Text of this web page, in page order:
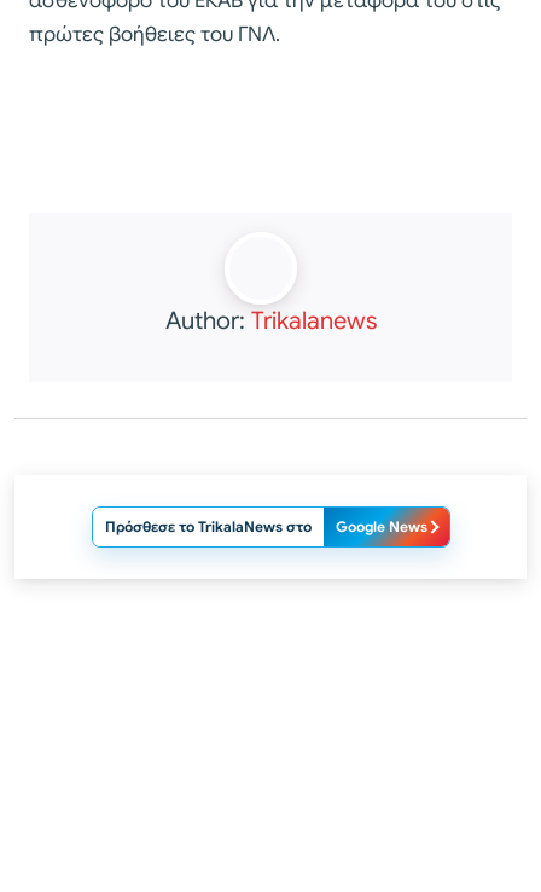
πρώτες βοήθειες του ΓΝΛ.
Author: Trikalanews
Πρόσθεσε το TrikalaNews στο Google News